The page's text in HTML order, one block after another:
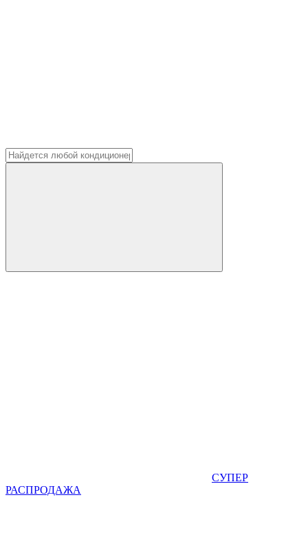
СУПЕР
РАСПРОДАЖА